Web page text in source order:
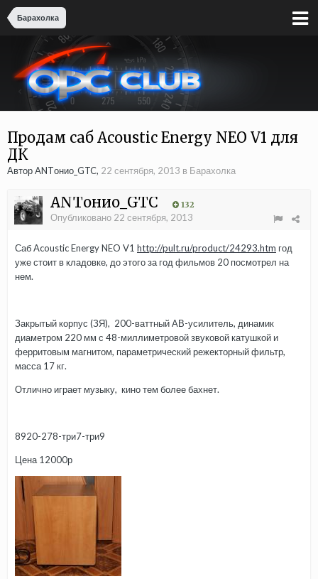
Барахолка
Продам саб Acoustic Energy NEO V1 для
ДК
Автор ANTонио_GTC, 22 сентября, 2013 в Барахолка
ANTонио_GTC 132
Опубликовано 22 сентября, 2013
Саб Acoustic Energy NEO V1 http://pult.ru/product/24293.htm год
уже стоит в кладовке, до этого за год фильмов 20 посмотрел на
нем.
Закрытый корпус (ЗЯ), 200-ваттный АВ-усилитель, динамик
диаметром 220 мм с 48-миллиметровой звуковой катушкой и
ферритовым магнитом, параметрический режекторный фильтр,
масса 17 кг.
Отлично играет музыку, кино тем более бахнет.
8920-278-три7-три9
Цена 12000р